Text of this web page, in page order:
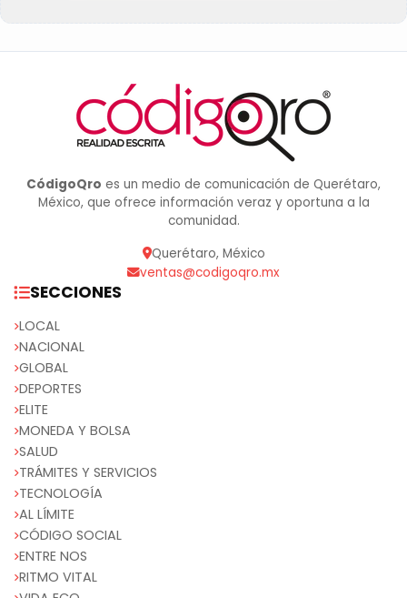
CódigoQro es un medio de comunicación de Querétaro,
México, que ofrece información veraz y oportuna a la
comunidad.
Querétaro, México
ventas@codigoqro.mx
SECCIONES
LOCAL
NACIONAL
GLOBAL
DEPORTES
ELITE
MONEDA Y BOLSA
SALUD
TRÁMITES Y SERVICIOS
TECNOLOGÍA
AL LÍMITE
CÓDIGO SOCIAL
ENTRE NOS
RITMO VITAL